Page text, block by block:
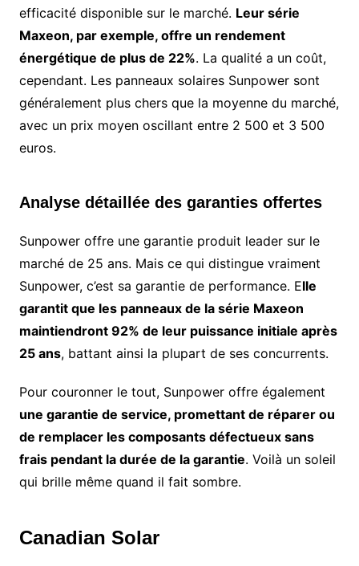
efficacité disponible sur le marché. Leur série
Maxeon, par exemple, offre un rendement
énergétique de plus de 22%. La qualité a un coût,
cependant. Les panneaux solaires Sunpower sont
généralement plus chers que la moyenne du marché,
avec un prix moyen oscillant entre 2 500 et 3 500
euros.
Analyse détaillée des garanties offertes
Sunpower offre une garantie produit leader sur le
marché de 25 ans. Mais ce qui distingue vraiment
Sunpower, c’est sa garantie de performance. Elle
garantit que les panneaux de la série Maxeon
maintiendront 92% de leur puissance initiale après
25 ans, battant ainsi la plupart de ses concurrents.
Pour couronner le tout, Sunpower offre également
une garantie de service, promettant de réparer ou
de remplacer les composants défectueux sans
frais pendant la durée de la garantie. Voilà un soleil
qui brille même quand il fait sombre.
Canadian Solar